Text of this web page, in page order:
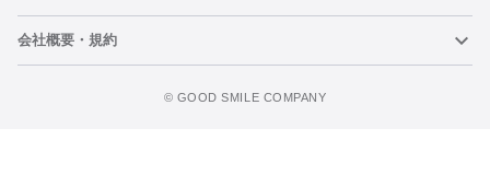
ねんどろいどフェイスメーカー
重要なお知らせ
会社概要・規約
©️ GOOD SMILE COMPANY